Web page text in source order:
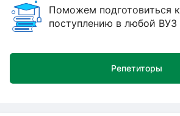
Поможем подготовиться к
поступлению в любой ВУЗ
Репетиторы